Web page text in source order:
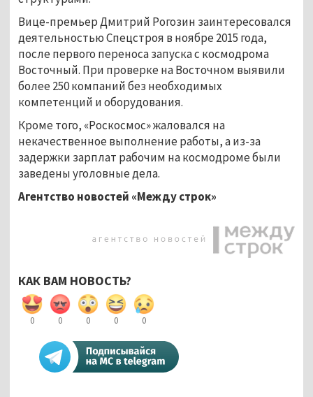
Вице-премьер Дмитрий Рогозин заинтересовался
деятельностью Спецстроя в ноябре 2015 года,
после первого переноса запуска с космодрома
Восточный. При проверке на Восточном выявили
более 250 компаний без необходимых
компетенций и оборудования.
Кроме того, «Роскосмос» жаловался на
некачественное выполнение работы, а из-за
задержки зарплат рабочим на космодроме были
заведены уголовные дела.
Агентство новостей «Между строк»
КАК ВАМ НОВОСТЬ?
0 0 0 0 0